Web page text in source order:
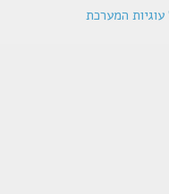
המערכת